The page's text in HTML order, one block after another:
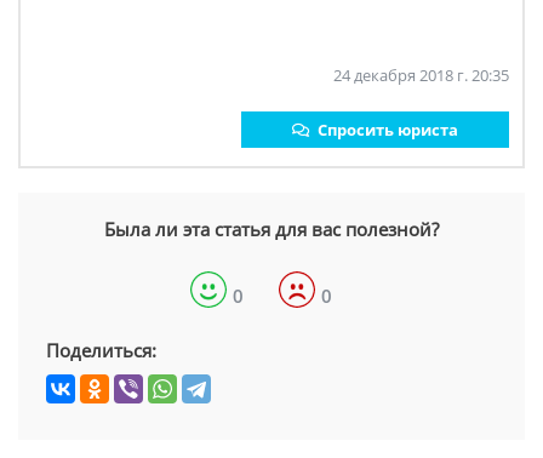
24 декабря 2018 г. 20:35
Спросить юриста
Была ли эта статья для вас полезной?
0 0
Поделиться: